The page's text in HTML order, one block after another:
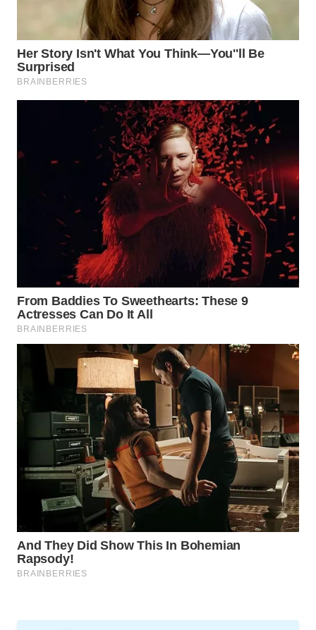
WAHANA
LISTRIK
WAHANA
TV
ID
WAHANANEWS
CO ID
WAHANANEWS
NET
WAHANA
SPORT
WAHANA
UMKM
WAHANA
SELEB
WAHANA
PERSONA
WAHANA
WAHANA